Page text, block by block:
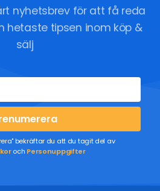
nyhetsbrev för att få reda
hetaste tipsen inom köp &
sälj
bekräftar du att du tagit del av
och Personuppgifter